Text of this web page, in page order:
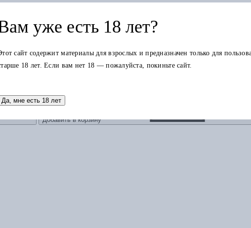
подходы к криминологии
Добавить в корзину
уже есть 18 лет?
сайт содержит материалы для взрослых и предназначен только для
18 лет. Если вам нет 18 — пожалуйста, покиньте сайт.
Да, мне есть 18 лет